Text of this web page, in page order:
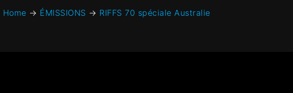
Home → ÉMISSIONS → RIFFS 70 spéciale Australie